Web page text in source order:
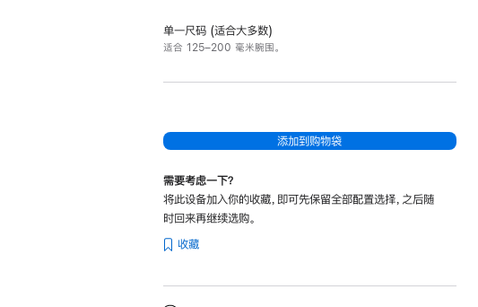
款
项)
单一尺码 (适合大多数)
适合 125–200 毫米腕围。
添加到购物袋
需要考虑一下？
将此设备加入你的收藏，即可先保留全部配置选择，之后随
时回来再继续选购。
收藏